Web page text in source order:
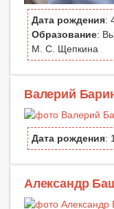
Дата рождения:
Образование:
М. С. Щепкина
Валерий
Дата рождения:
Александр